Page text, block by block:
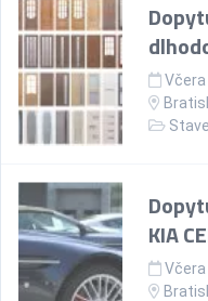
Včera
KIA
Včera